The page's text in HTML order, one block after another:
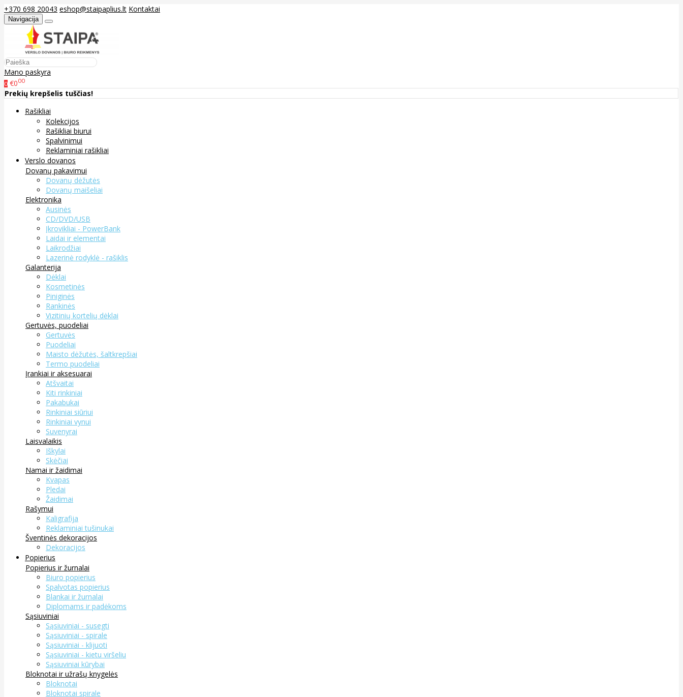
+370 698 20043 eshop@staipaplius.lt Kontaktai
Navigacija
Mano paskyra
0 €000
Prekių krepšelis tuščias!
Rašikliai
Kolekcijos
Rašikliai biurui
Spalvinimui
Reklaminiai rašikliai
Verslo dovanos
Dovanų pakavimui
Dovanų dėžutės
Dovanų maišeliai
Elektronika
Ausinės
CD/DVD/USB
Įkrovikliai - PowerBank
Laidai ir elementai
Laikrodžiai
Lazerinė rodyklė - rašiklis
Galanterija
Dėklai
Kosmetinės
Piniginės
Rankinės
Vizitinių kortelių dėklai
Gertuvės, puodeliai
Gertuvės
Puodeliai
Maisto dėžutės, šaltkrepšiai
Termo puodeliai
Įrankiai ir aksesuarai
Atšvaitai
Kiti rinkiniai
Pakabukai
Rinkiniai siūriui
Rinkiniai vynui
Suvenyrai
Laisvalaikis
Iškylai
Skėčiai
Namai ir žaidimai
Kvapas
Pledai
Žaidimai
Rašymui
Kaligrafija
Reklaminiai tušinukai
Šventinės dekoracijos
Dekoracijos
Popierius
Popierius ir žurnalai
Biuro popierius
Spalvotas popierius
Blankai ir žurnalai
Diplomams ir padėkoms
Sąsiuviniai
Sąsiuviniai - susegti
Sąsiuviniai - spirale
Sąsiuviniai - klijuoti
Sąsiuviniai - kietu viršeliu
Sąsiuviniai kūrybai
Bloknotai ir užrašų knygelės
Bloknotai
Bloknotai spirale